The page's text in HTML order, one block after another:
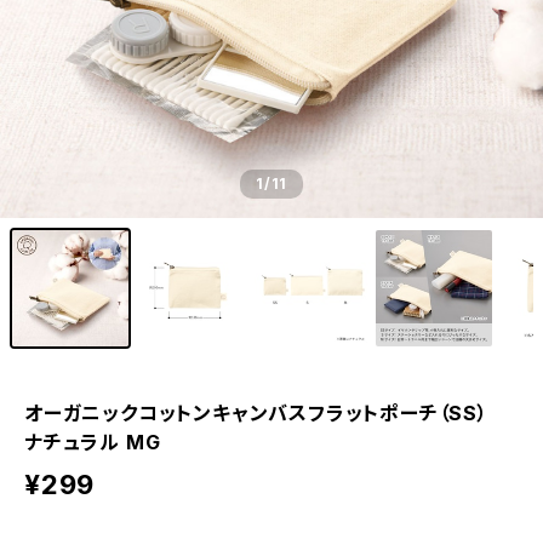
1/11
オーガニックコットンキャンバスフラットポーチ（SS）
ナチュラル MG
¥299